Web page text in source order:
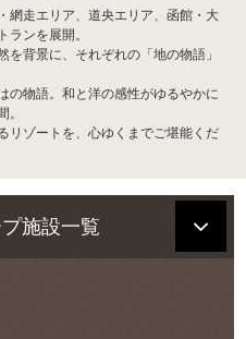
網走エリア、道央エリア、函館・大
ランを展開。
背景に、それぞれの「地の物語」
の物語。和と洋の感性がゆるやかに
。
リゾートを、心ゆくまでご堪能くだ
施設一覧